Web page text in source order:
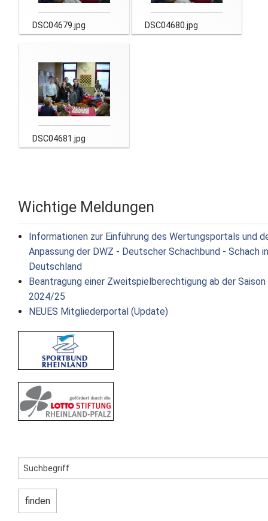
DSC04679.jpg DSC04680.jpg
DSC04681.jpg
Wichtige Meldungen
Informationen zur Einführung des Wertungsportals und
Anpassung der DWZ - Deutscher Schachbund - Schach in
Deutschland
Beantragung einer Zweitspielberechtigung ab der Saison
2024/25
NEUES Mitgliederportal (Update)